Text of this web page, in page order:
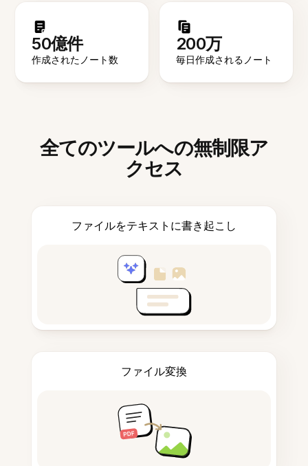
50億件
作成されたノート数
200万
毎日作成されるノート
全てのツールへの無制限ア
クセス
ファイルをテキストに書き起こし
ファイル変換